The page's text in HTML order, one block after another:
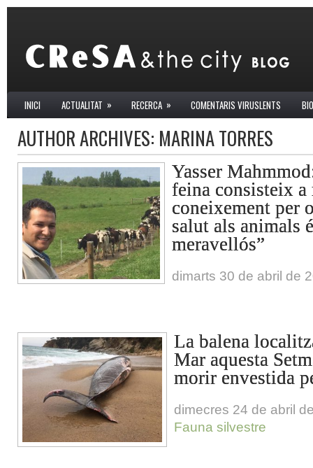
INICI ACTUALITAT » RECERCA » COMENTARIS VIRUSLENTS
AUTHOR ARCHIVES: MARINA TORRES
Yasser
feina consisteix
coneixement per
salut als animals
meravellós”
dimarts 30 de abril de
La balena
Mar aquesta
morir envestida
dimecres 24 de abril
Fauna silvestre